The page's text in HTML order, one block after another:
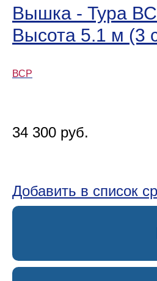
Вышка - Тура
Высота 5.1 м (3
ВСР
34 300 руб.
Добавить в список